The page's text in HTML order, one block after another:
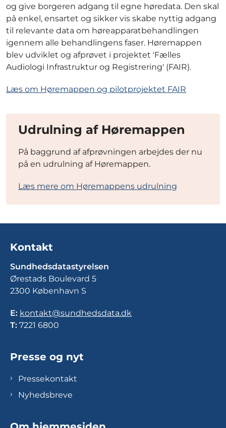
og give borgeren adgang til egne høredata. Den skal
på enkel, ensartet og sikker vis skabe nyttig adgang
til relevante data om høreapparatbehandlingen
igennem alle behandlingens faser. Høremappen
blev udviklet og afprøvet i projektet 'Fælles
Audiologi Infrastruktur og Registrering' (FAIR).
Læs om Høremappen og pilotprojektet FAIR
Udrulning af Høremappen
På baggrund af afprøvningen arbejdes der nu
på en udrulning af Høremappen.
Læs mere om Høremappens udrulning
Kontakt
Sundhedsdatastyrelsen
Ørestads Boulevard 5
2300 København S
E: kontakt@sundhedsdata.dk
T: 7221 6800
Presse og nyt
Pressekontakt
Nyhedsbreve